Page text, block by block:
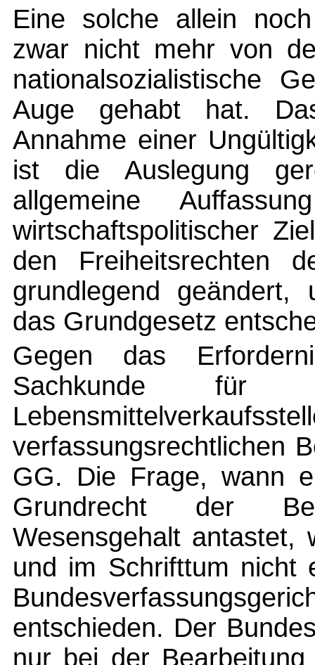
Eine solche allein
zwar nicht mehr von
nationalsozialistische
Auge gehabt hat.
Annahme einer
ist die Auslegung
allgemeine
wirtschaftspolitischer
den Freiheitsrechten
grundlegend
das Grundgesetz
Gegen das
Sachkunde für
verfassungsrechtlichen
GG. Die Frage, wann
Grundrecht der
Wesensgehalt antastet,
und im Schrifttum nicht
entschieden. Der
nur bei der